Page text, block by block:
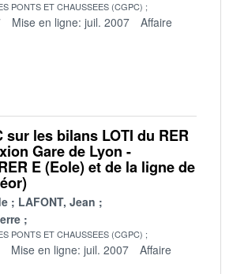
PONTS ET CHAUSSEES (CGPC)
Mise en ligne: juil. 2007
Affaire
sur les bilans LOTI du RER
Gare de Lyon -
E (Eole) et de la ligne de
LAFONT, Jean
PONTS ET CHAUSSEES (CGPC)
Mise en ligne: juil. 2007
Affaire